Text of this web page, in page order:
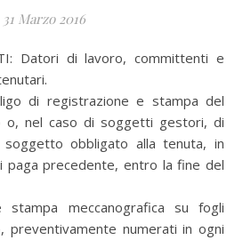
31 Marzo 2016
di registrazione e stampa del
o, nel caso di soggetti gestori, di
obbligato alla tenuta, in
paga precedente, entro la fine del
stampa meccanografica su fogli
preventivamente numerati in ogni